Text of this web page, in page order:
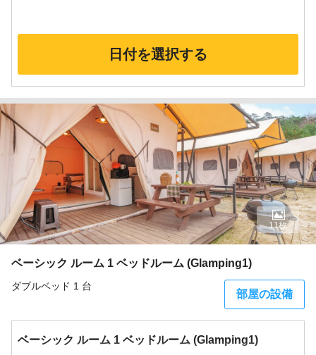
日付を選択する
ベーシック ルーム 1 ベッドルーム (Glamping1)
ダブルベッド 1 台
部屋の設備
11枚
ベーシック ルーム 1 ベッドルーム (Glamping1)